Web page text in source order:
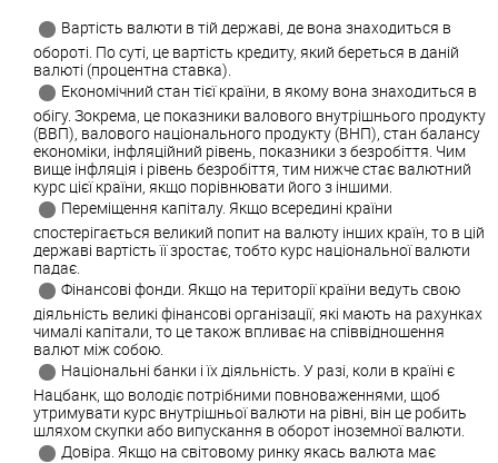
Вартість валюти в тій державі, де вона знаходиться в
обороті. По суті, це вартість кредиту, який береться в даній
валюті (процентна ставка).
Економічний стан тієї країни, в якому вона знаходиться в
обігу. Зокрема, це показники валового внутрішнього продукту
(ВВП), валового національного продукту (ВНП), стан балансу
економіки, інфляційний рівень, показники з безробіття. Чим
вище інфляція і рівень безробіття, тим нижче стає валютний
курс цієї країни, якщо порівнювати його з іншими.
Переміщення капіталу. Якщо всередині країни
спостерігається великий попит на валюту інших країн, то в цій
державі вартість її зростає, тобто курс національної валюти
падає.
Фінансові фонди. Якщо на території країни ведуть свою
діяльність великі фінансові організації, які мають на рахунках
чималі капітали, то це також впливає на співвідношення
валют між собою.
Національні банки і їх діяльність. У разі, коли в країні є
Нацбанк, що володіє потрібними повноваженнями, щоб
утримувати курс внутрішньої валюти на рівні, він це робить
шляхом скупки або випускання в оборот іноземної валюти.
Довіра. Якщо на світовому ринку якась валюта має